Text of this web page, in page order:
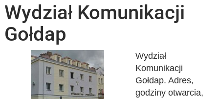
Wydział Komunikacji
Gołdap
Wydział
Komunikacji
Gołdap. Adres,
godziny otwarcia,